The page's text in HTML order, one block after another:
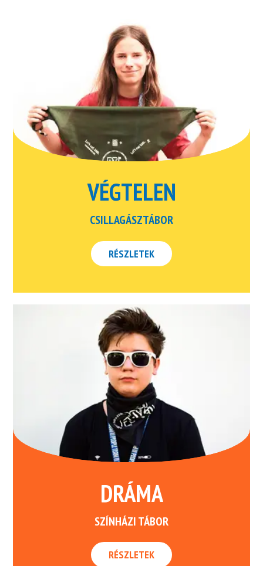
VÉGTELEN
CSILLAGÁSZTÁBOR
RÉSZLETEK
DRÁMA
SZÍNHÁZI TÁBOR
RÉSZLETEK